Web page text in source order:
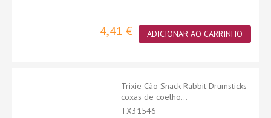
4,41 € ADICIONAR AO CARRINHO
Trixie Cão Snack Rabbit Drumsticks -
coxas de coelho...
TX31546